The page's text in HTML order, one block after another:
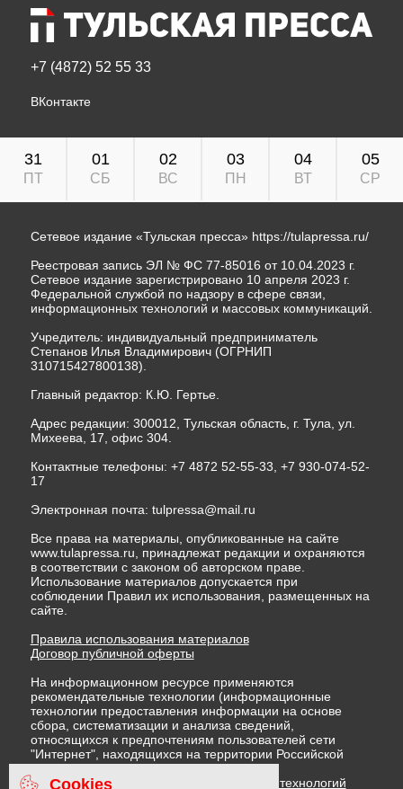
+7 (4872) 52 55 33
ВКонтакте
31
ПТ
01
СБ
02
ВС
03
ПН
04
ВТ
05
СР
Сетевое издание «Тульская пресса» https://tulapressa.ru/
Реестровая запись ЭЛ № ФС 77-85016 от 10.04.2023 г.
Сетевое издание зарегистрировано 10 апреля 2023 г.
Федеральной службой по надзору в сфере связи,
информационных технологий и массовых коммуникаций.
Учредитель: индивидуальный предприниматель
Степанов Илья Владимирович (ОГРНИП
310715427800138).
Главный редактор: К.Ю. Гертье.
Адрес редакции: 300012, Тульская область, г. Тула, ул.
Михеева, 17, офис 304.
Контактные телефоны: +7 4872 52-55-33, +7 930-074-52-
17
Электронная почта: tulpressa@mail.ru
Все права на материалы, опубликованные на сайте
www.tulapressa.ru, принадлежат редакции и охраняются
в соответствии с законом об авторском праве.
Использование материалов допускается при
соблюдении Правил их использования, размещенных на
сайте.
Правила использования материалов
Договор публичной оферты
На информационном ресурсе применяются
рекомендательные технологии (информационные
технологии предоставления информации на основе
сбора, систематизации и анализа сведений,
относящихся к предпочтениям пользователей сети
"Интернет", находящихся на территории Российской
Федерации)
Правила применения рекомендательных технологий
Cookies